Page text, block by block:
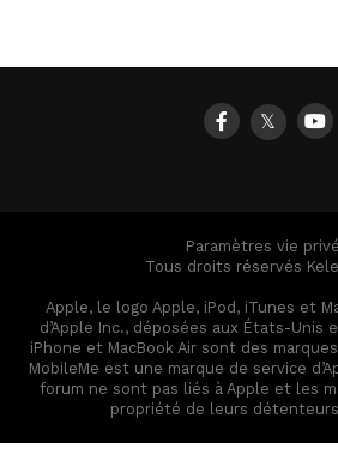
𝕏
Paramètres vie
Tous droits réservés
Apple, le logo Apple, iPod, iTunes et
d’Apple Inc., déposées aux États-Unis
iPhone et MacBook Air sont des
MobileMe est une marque de service
forum ne sont pas liés à Apple et les
propriété de leurs